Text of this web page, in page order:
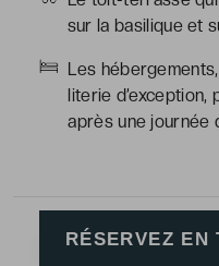
sur la basilique et
Les
literie d’exception,
après une journée
RÉSERVEZ